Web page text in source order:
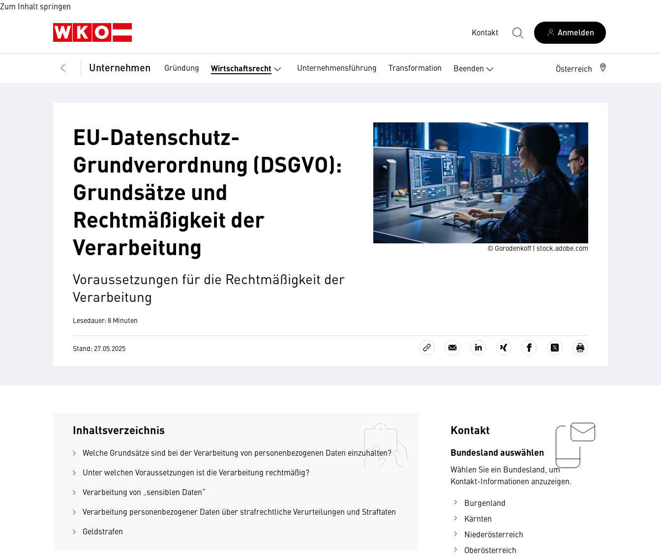
Zum Inhalt springen
Kontakt Anmelden
Unternehmen Gründung Wirtschaftsrecht Unternehmensführung Transformation Beenden Österreich
© Gorodenkoff | stock.adobe.com
EU-Datenschutz-
Grundverordnung (DSGVO):
Grundsätze und
Rechtmäßigkeit der
Verarbeitung
Voraussetzungen für die Rechtmäßigkeit der
Verarbeitung
Lesedauer: 8 Minuten
Stand: 27.05.2025
Inhaltsverzeichnis
Welche Grundsätze sind bei der Verarbeitung von personenbezogenen Daten einzuhalten?
Unter welchen Voraussetzungen ist die Verarbeitung rechtmäßig?
Verarbeitung von „sensiblen Daten“
Verarbeitung personenbezogener Daten über strafrechtliche Verurteilungen und Straftaten
Geldstrafen
Kontakt
Bundesland auswählen
Wählen Sie ein Bundesland, um
Kontakt-Informationen anzuzeigen.
Burgenland
Kärnten
Niederösterreich
Oberösterreich